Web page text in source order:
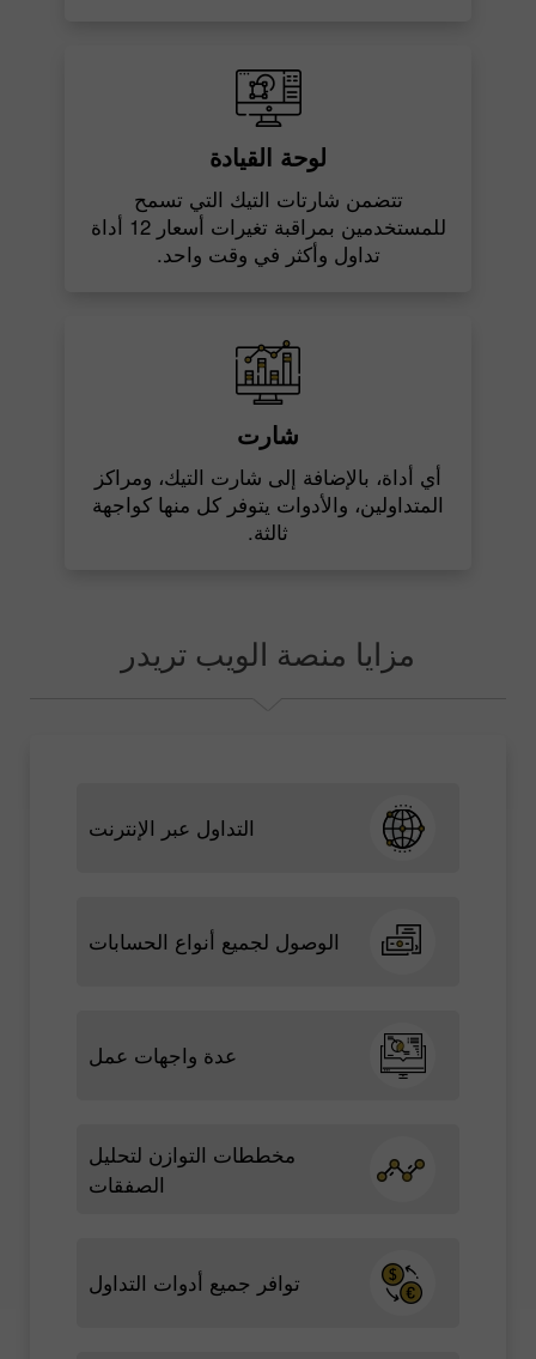
لوحة القيادة
تتضمن شارتات التيك التي تسمح
للمستخدمين بمراقبة تغيرات أسعار 12 أداة
تداول وأكثر في وقت واحد.
شارت
أي أداة، بالإضافة إلى شارت التيك، ومراكز
المتداولين، والأدوات يتوفر كل منها كواجهة
ثالثة.
مزايا منصة الويب تريدر
التداول عبر الإنترنت
الوصول لجميع أنواع الحسابات
عدة واجهات عمل
مخططات التوازن لتحليل
الصفقات
توافر جميع أدوات التداول